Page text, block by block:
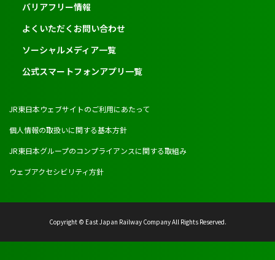
バリアフリー情報
よくいただくお問い合わせ
ソーシャルメディア一覧
公式スマートフォンアプリ一覧
JR東日本ウェブサイトのご利用にあたって
個人情報の取扱いに関する基本方針
JR東日本グループのコンプライアンスに関する取組み
ウェブアクセシビリティ方針
Copyright © East Japan Railway Company All Rights Reserved.